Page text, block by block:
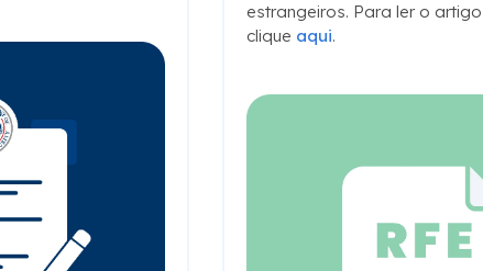
estrangeiros. Para ler o
clique aqui.